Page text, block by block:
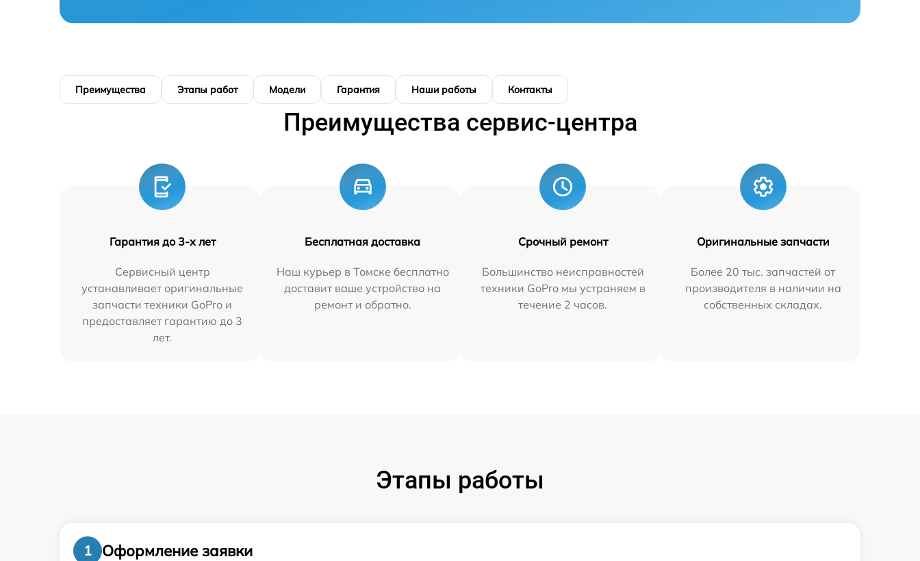
Преимущества Этапы работ Модели Гарантия Наши работы Контакты
Преимущества сервис-центра
Гарантия до 3-х лет
Сервисный центр
устанавливает оригинальные
запчасти техники GoPro и
предоставляет гарантию до 3
лет.
Бесплатная доставка
Наш курьер в Томске бесплатно
доставит ваше устройство на
ремонт и обратно.
Срочный ремонт
Большинство неисправностей
техники GoPro мы устраняем в
течение 2 часов.
Оригинальные запчасти
Более 20 тыс. запчастей от
производителя в наличии на
собственных складах.
Этапы работы
1
Оформление заявки